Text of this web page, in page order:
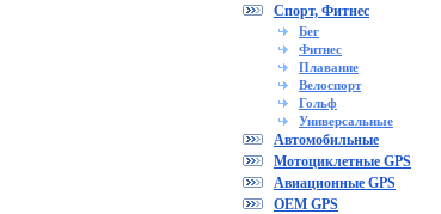
Спорт, Фитнес
Бег
Фитнес
Плавание
Велоспорт
Гольф
Универсальные
Автомобильные
Мотоциклетные GPS
Авиационные GPS
OEM GPS